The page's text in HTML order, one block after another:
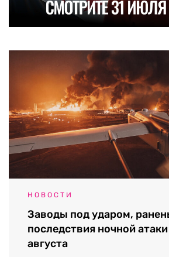
НОВОСТИ
Заводы под ударом,
последствия ночной
августа